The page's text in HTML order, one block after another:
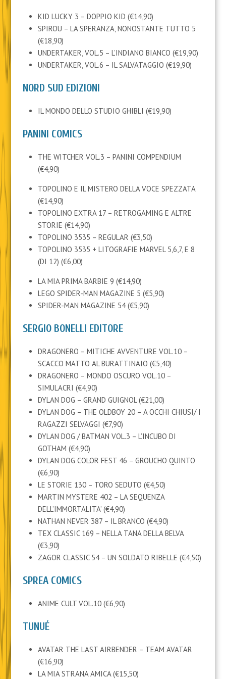
KID LUCKY 3 – DOPPIO KID (€14,90)
SPIROU – LA SPERANZA, NONOSTANTE TUTTO 5
(€18,90)
UNDERTAKER, VOL.5 – L’INDIANO BIANCO (€19,90)
UNDERTAKER, VOL.6 – IL SALVATAGGIO (€19,90)
NORD SUD EDIZIONI
IL MONDO DELLO STUDIO GHIBLI (€19,90)
PANINI COMICS
THE WITCHER VOL.3 – PANINI COMPENDIUM
(€4,90)
TOPOLINO E IL MISTERO DELLA VOCE SPEZZATA
(€14,90)
TOPOLINO EXTRA 17 – RETROGAMING E ALTRE
STORIE (€14,90)
TOPOLINO 3535 – REGULAR (€3,50)
TOPOLINO 3535 + LITOGRAFIE MARVEL 5,6,7, E 8
(DI 12) (€6,00)
LA MIA PRIMA BARBIE 9 (€14,90)
LEGO SPIDER-MAN MAGAZINE 5 (€5,90)
SPIDER-MAN MAGAZINE 54 (€5,90)
SERGIO BONELLI EDITORE
DRAGONERO – MITICHE AVVENTURE VOL.10 –
SCACCO MATTO AL BURATTINAIO (€5,40)
DRAGONERO – MONDO OSCURO VOL.10 –
SIMULACRI (€4,90)
DYLAN DOG – GRAND GUIGNOL (€21,00)
DYLAN DOG – THE OLDBOY 20 – A OCCHI CHIUSI/ I
RAGAZZI SELVAGGI (€7,90)
DYLAN DOG / BATMAN VOL.3 – L’INCUBO DI
GOTHAM (€4,90)
DYLAN DOG COLOR FEST 46 – GROUCHO QUINTO
(€6,90)
LE STORIE 130 – TORO SEDUTO (€4,50)
MARTIN MYSTERE 402 – LA SEQUENZA
DELL’IMMORTALITA’ (€4,90)
NATHAN NEVER 387 – IL BRANCO (€4,90)
TEX CLASSIC 169 – NELLA TANA DELLA BELVA
(€3,90)
ZAGOR CLASSIC 54 – UN SOLDATO RIBELLE (€4,50)
SPREA COMICS
ANIME CULT VOL.10 (€6,90)
TUNUÉ
AVATAR THE LAST AIRBENDER – TEAM AVATAR
(€16,90)
LA MIA STRANA AMICA (€15,50)